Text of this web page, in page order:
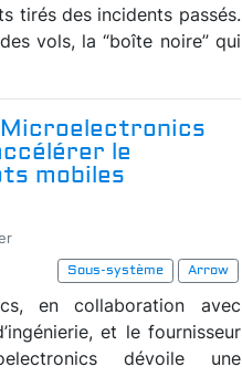
tirés des incidents passés.
vols, la “boîte noire” qui
le
mobiles
Sous-système
Arrow
en collaboration avec
et le fournisseur
dévoile une